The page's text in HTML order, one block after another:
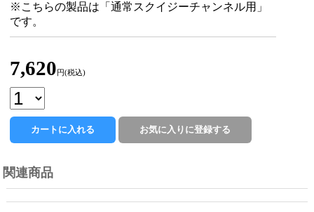
※こちらの製品は「通常スクイジーチャンネル用」
です。
7,620 円(税込)
関連商品